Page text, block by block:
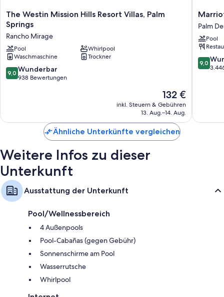
The
Westin
Mission
Hills
Resort
Villas,
Palm
Springs
The Westin Mission Hills Resort Villas, Palm
Springs
Rancho Mirage
Pool
Whirlpool
Waschmaschine
Trockner
9.0
von
9,0 Wunderbar
938 Bewertungen
Der
Preis
beträgt
132 €
inkl. Steuern & Gebühren
13. Aug.–14. Aug.
Desert
Springs
Villas
II
Palm
Desert
Palm
Pool
9.0
von
9,0
Ähnliche Unterkünfte vergleichen
Weitere Infos zu dieser
Unterkunft
Ausstattung der Unterkunft
Pool/Wellnessbereich
4 Außenpools
Pool-Cabañas (gegen Gebühr)
Sonnenschirme am Pool
Wasserrutsche
Whirlpool